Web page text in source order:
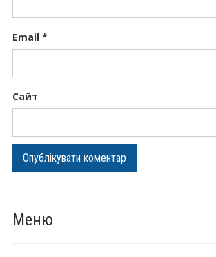
Меню
Email *
Сайт